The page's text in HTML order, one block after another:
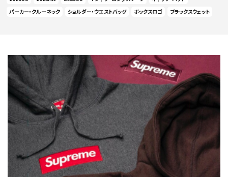
パーカー・クルーネック
ショルダー・ウエストバッグ ボックスロゴ ブラックスウェット